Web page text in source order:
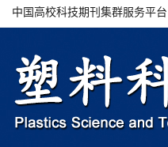
中国高校科技期刊集群服务平台